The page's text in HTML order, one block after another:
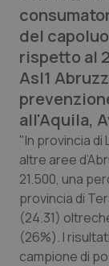
QS Pro
Abruzzo
Basilicata
Calabria
Campania
QS Pro
Artrite &
Asma &
Car-T
QS Club
del
rispetto al
Asl1
all'Aquila,
"In provincia di
altre aree
21.500, una
provincia di
(24.31)
(26%). I
campione di